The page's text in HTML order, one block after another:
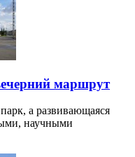
маршрут
а развивающаяся
научными